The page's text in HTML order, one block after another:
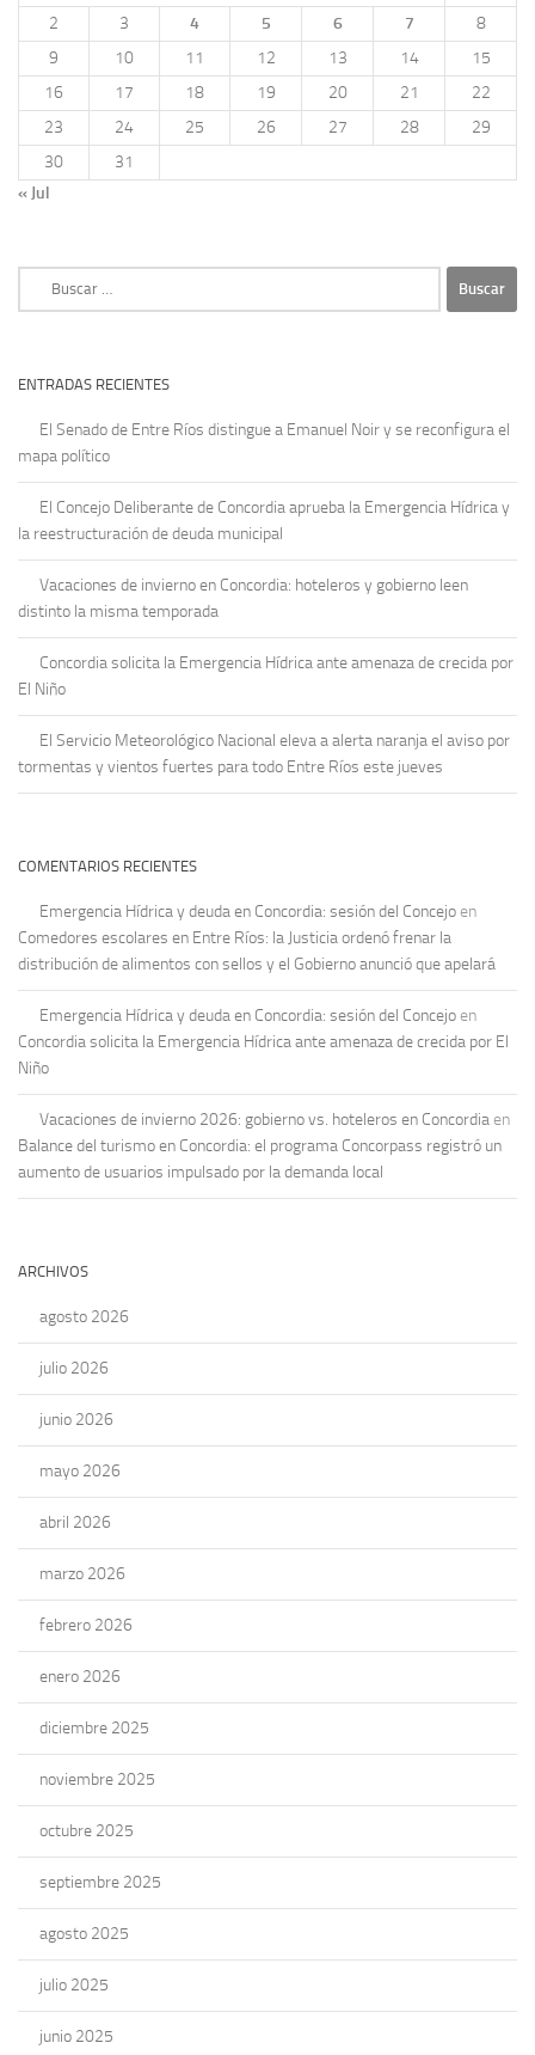
2
3 4 5 6 7
8
9
10 11 12 13 14
15
16
17 18 19 20 21
22
23
24 25 26 27 28
29
30
31
« Jul
ENTRADAS RECIENTES
El Senado de Entre Ríos distingue a Emanuel Noir y se reconfigura el
mapa político
El Concejo Deliberante de Concordia aprueba la Emergencia Hídrica y
la reestructuración de deuda municipal
Vacaciones de invierno en Concordia: hoteleros y gobierno leen
distinto la misma temporada
Concordia solicita la Emergencia Hídrica ante amenaza de crecida por
El Niño
El Servicio Meteorológico Nacional eleva a alerta naranja el aviso por
tormentas y vientos fuertes para todo Entre Ríos este jueves
COMENTARIOS RECIENTES
Emergencia Hídrica y deuda en Concordia: sesión del Concejo en
Comedores escolares en Entre Ríos: la Justicia ordenó frenar la
distribución de alimentos con sellos y el Gobierno anunció que apelará
Emergencia Hídrica y deuda en Concordia: sesión del Concejo en
Concordia solicita la Emergencia Hídrica ante amenaza de crecida por El
Niño
Vacaciones de invierno 2026: gobierno vs. hoteleros en Concordia en
Balance del turismo en Concordia: el programa Concorpass registró un
aumento de usuarios impulsado por la demanda local
ARCHIVOS
agosto 2026
julio 2026
junio 2026
mayo 2026
abril 2026
marzo 2026
febrero 2026
enero 2026
diciembre 2025
noviembre 2025
octubre 2025
septiembre 2025
agosto 2025
julio 2025
junio 2025